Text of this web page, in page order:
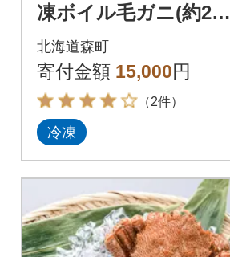
凍ボイル毛ガニ(約250
g前後～約300g前後×3
尾)
北海道森町
寄付金額 15,000円
（2件）
冷凍